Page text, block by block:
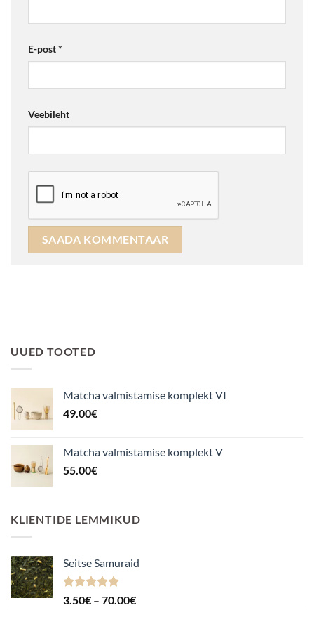
E-post*
Veebileht
UUED TOOTED
Matcha valmistamise komplekt VI
49.00€
Matcha valmistamise komplekt V
55.00€
KLIENTIDE LEMMIKUD
Seitse Samuraid
Hinnanguga
3.50€ – 70.00€Hinnavahemik: